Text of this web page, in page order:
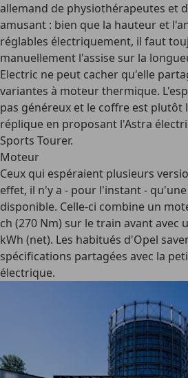
allemand de physiothérapeutes et
amusant : bien que la hauteur et
réglables électriquement, il faut
manuellement l'assise sur la
Electric ne peut cacher qu'elle
variantes à moteur thermique.
pas généreux et le coffre est plutôt
réplique en proposant l'Astra
Sports Tourer.
Moteur
Ceux qui espéraient plusieurs
effet, il n'y a - pour l'instant -
disponible. Celle-ci combine un
ch (270 Nm) sur le train avant avec
kWh (net). Les habitués d'Opel
spécifications partagées avec la
électrique.